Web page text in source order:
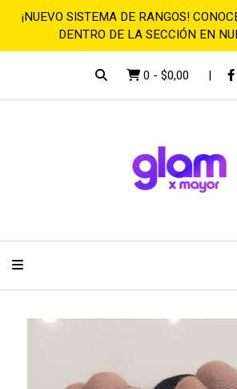
¡NUEVO SISTEMA DE RANGOS!
DENTRO DE LA SECCIÓN EN
0 - $0,00